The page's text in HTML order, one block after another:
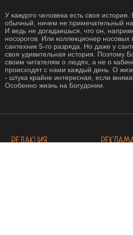
У каждого человека есть своя история.
обычный, ничем не примечательный на
И ведь не догадаешься, что он,
носорогов. Или коллекционер носовых
сантехник 5-го разряда. Но даже у
своя удивительная история. Поэтому
своим читателям о людях, а не о
происходят с нами каждый день. О
- штука крайне интересная, если
Особенно жизнь на Богудонии.
РЕДАКЦИЯ